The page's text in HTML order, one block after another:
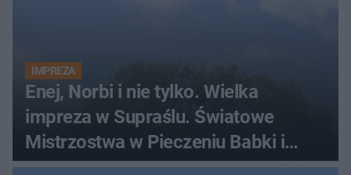
IMPREZA
Enej, Norbi i nie tylko. Wielka
impreza w Supraślu. Światowe
Mistrzostwa w Pieczeniu Babki i
Kiszki Ziemniaczanej